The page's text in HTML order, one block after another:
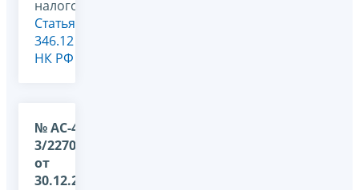
налогообложения,
Статья
346.12
НК РФ
№ АС-4-
3/22704@
от
30.12.2011